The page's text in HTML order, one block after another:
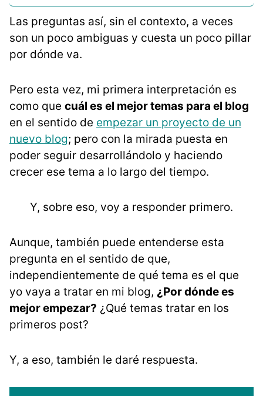
Las preguntas así, sin el contexto, a veces
son un poco ambiguas y cuesta un poco pillar
por dónde va.
Pero esta vez, mi primera interpretación es
como que cuál es el mejor temas para el blog
en el sentido de empezar un proyecto de un
nuevo blog; pero con la mirada puesta en
poder seguir desarrollándolo y haciendo
crecer ese tema a lo largo del tiempo.
Y, sobre eso, voy a responder primero.
Aunque, también puede entenderse esta
pregunta en el sentido de que,
independientemente de qué tema es el que
yo vaya a tratar en mi blog, ¿Por dónde es
mejor empezar? ¿Qué temas tratar en los
primeros post?
Y, a eso, también le daré respuesta.